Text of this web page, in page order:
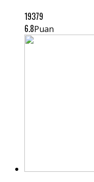
19379
6.8Puan